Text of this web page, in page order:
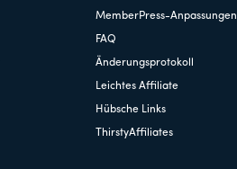
MemberPress-Anpassungen
FAQ
Änderungsprotokoll
Leichtes Affiliate
Hübsche Links
ThirstyAffiliates